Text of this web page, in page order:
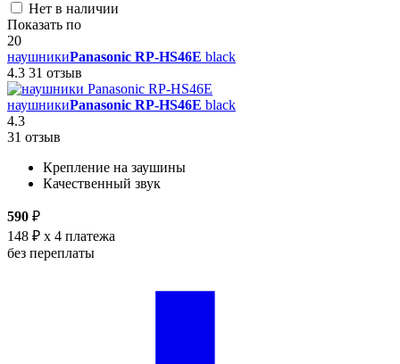
Нет в наличии
Показать по
20
наушникиPanasonic RP-HS46E black
4.3 31 отзыв
наушникиPanasonic RP-HS46E black
4.3
31 отзыв
Крепление на заушины
Качественный звук
590 ₽
148 ₽ x 4 платежа
без переплаты